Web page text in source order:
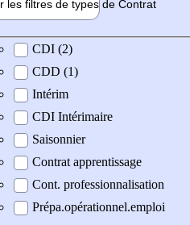
les filtres de types de Contrat
de contrat
CDI (2)
CDD (1)
Intérim
CDI Intérimaire
Saisonnier
Contrat apprentissage
Cont. professionnalisation
Prépa.opérationnel.emploi